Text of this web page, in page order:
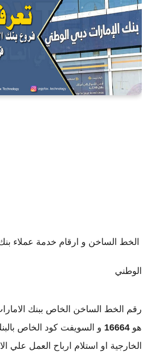
الخط الساخن و ارقام خدمة عملاء
الوطني
رقم الخط الساخن الخاص ببنك
هو 16664 و السويفت كود الخاص
الخارجية او استلام ارباح العمل علي